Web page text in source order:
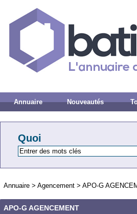
Annuaire Nouveautés
Quoi
Annuaire > Agencement > APO-G
APO-G AGENCEMENT